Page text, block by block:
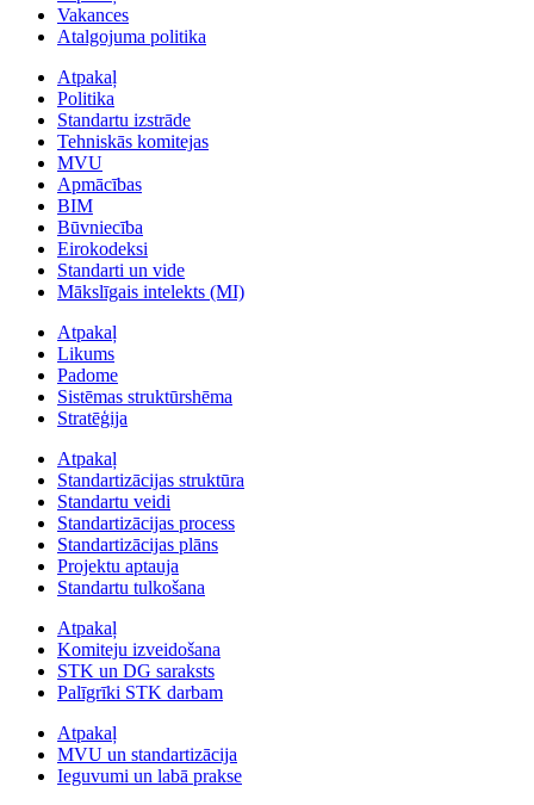
Vakances
Atalgojuma politika
Atpakaļ
Politika
Standartu izstrāde
Tehniskās komitejas
MVU
Apmācības
BIM
Būvniecība
Eirokodeksi
Standarti un vide
Mākslīgais intelekts (MI)
Atpakaļ
Likums
Padome
Sistēmas struktūrshēma
Stratēģija
Atpakaļ
Standartizācijas struktūra
Standartu veidi
Standartizācijas process
Standartizācijas plāns
Projektu aptauja
Standartu tulkošana
Atpakaļ
Komiteju izveidošana
STK un DG saraksts
Palīgrīki STK darbam
Atpakaļ
MVU un standartizācija
Ieguvumi un labā prakse